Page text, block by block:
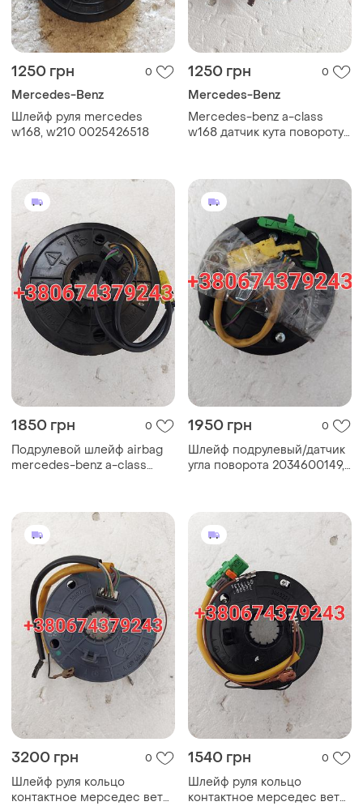
1250 грн 0
Mercedes-Benz
Шлейф руля mercedes
w168, w210 0025426518
1250 грн 0
Mercedes-Benz
Mercedes-benz a-class
w168 датчик кута повороту
1850 грн 0
Подрулевой шлейф airbag
mercedes-benz a-class
1950 грн 0
Шлейф подрулевый/датчик
угла поворота 2034600149,
3200 грн 0
Шлейф руля кольцо
контактное мерседес вето/
1540 грн 0
Шлейф руля кольцо
контактное мерседес вето